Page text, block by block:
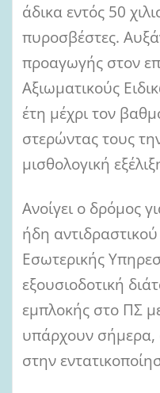
άδικα εντός 50
πυροσβέστες.
προαγωγής στον
Αξιωματικούς
έτη μέχρι τον
στερώντας τους
μισθολογική
Ανοίγει ο δρόμος
ήδη
Εσωτερικής
εξουσιοδοτική
εμπλοκής στο ΠΣ
υπάρχουν σήμερα,
στην